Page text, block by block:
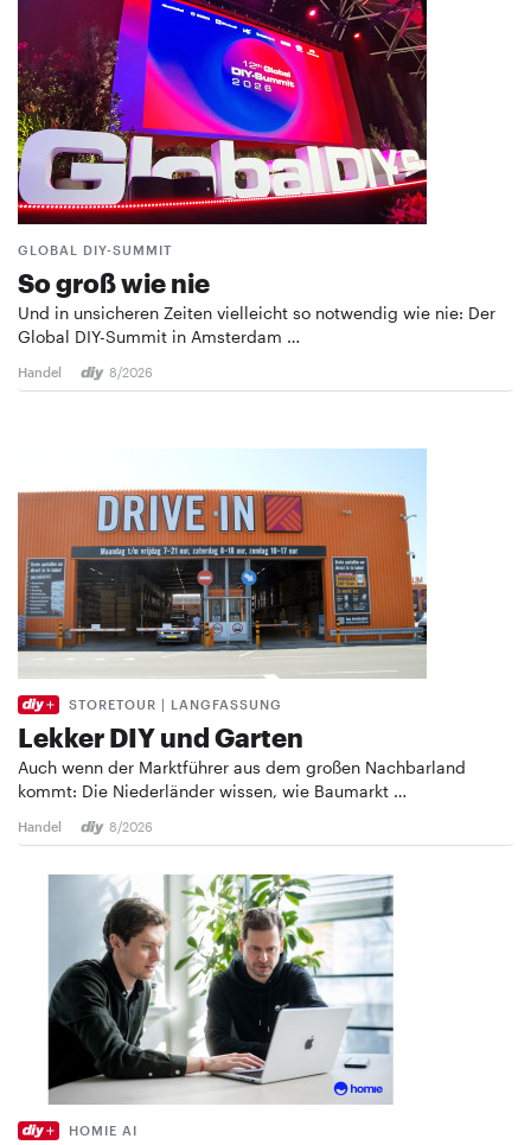
GLOBAL DIY-SUMMIT
So groß wie nie
Und in unsicheren Zeiten vielleicht so notwendig wie nie: Der
Global DIY-Summit in Amsterdam …
Handel 8/2026
STORETOUR | LANGFASSUNG
Lekker DIY und Garten
Auch wenn der Marktführer aus dem großen Nachbarland
kommt: Die Niederländer wissen, wie Baumarkt …
Handel 8/2026
HOMIE AI